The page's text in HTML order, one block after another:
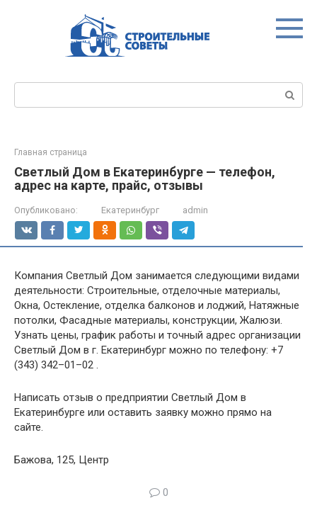
Главная страница
Светлый Дом в Екатеринбурге — телефон,
адрес на карте, прайс, отзывы
Опубликовано: Екатеринбург admin
Компания Светлый Дом занимается следующими видами
деятельности: Строительные, отделочные материалы,
Окна, Остекление, отделка балконов и лоджий, Натяжные
потолки, Фасадные материалы, конструкции, Жалюзи.
Узнать цены, график работы и точный адрес организации
Светлый Дом в г. Екатеринбург можно по телефону: +7
(343) 342–01–02 .
Написать отзыв о предприятии Светлый Дом в
Екатеринбурге или оставить заявку можно прямо на
сайте.
Бажова, 125, Центр
0